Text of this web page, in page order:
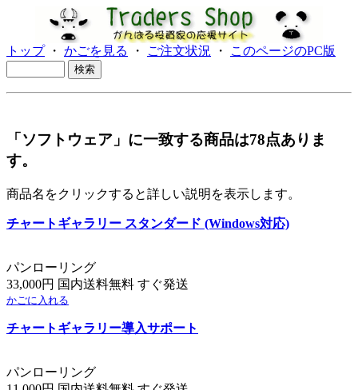
トップ・ かごを見る ・ ご注文状況 ・ このページのPC版
「ソフトウェア」に一致する商品は78点ありま
す。
商品名をクリックすると詳しい説明を表示します。
チャートギャラリー スタンダード (Windows対応)
パンローリング
33,000円 国内送料無料 すぐ発送
かごに入れる
チャートギャラリー導入サポート
パンローリング